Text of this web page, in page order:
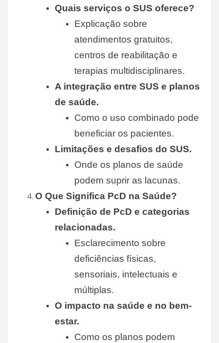
Quais serviços o SUS oferece?
Explicação sobre
atendimentos gratuitos,
centros de reabilitação e
terapias multidisciplinares.
A integração entre SUS e planos
de saúde.
Como o uso combinado pode
beneficiar os pacientes.
Limitações e desafios do SUS.
Onde os planos de saúde
podem suprir as lacunas.
O Que Significa PcD na Saúde?
Definição de PcD e categorias
relacionadas.
Esclarecimento sobre
deficiências físicas,
sensoriais, intelectuais e
múltiplas.
O impacto na saúde e no bem-
estar.
Como os planos podem